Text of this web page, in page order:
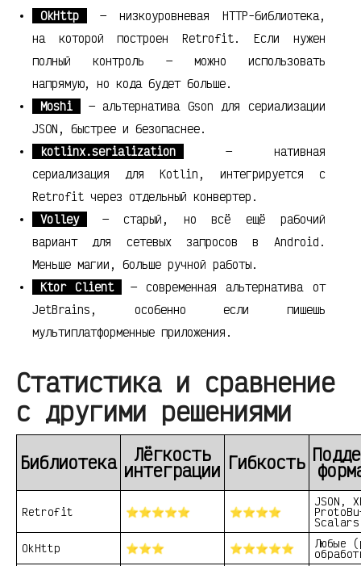
OkHttp
— низкоуровневая HTTP-библиотека,
на которой построен Retrofit. Если нужен
полный контроль — можно использовать
напрямую, но кода будет больше.
Moshi
— альтернатива Gson для сериализации
JSON, быстрее и безопаснее.
kotlinx.serialization
— нативная
сериализация для Kotlin, интегрируется с
Retrofit через отдельный конвертер.
Volley
— старый, но всё ещё рабочий
вариант для сетевых запросов в Android.
Меньше магии, больше ручной работы.
Ktor Client
— современная альтернатива от
JetBrains, особенно если пишешь
мультиплатформенные приложения.
Статистика и сравнение
с другими решениями
Библиотека Лёгкость
интеграции Гибкость
Retrofit ⭐⭐⭐⭐⭐ ⭐⭐⭐⭐
JSON,
Scalars
OkHttp
⭐⭐⭐ ⭐⭐⭐⭐⭐ Любые